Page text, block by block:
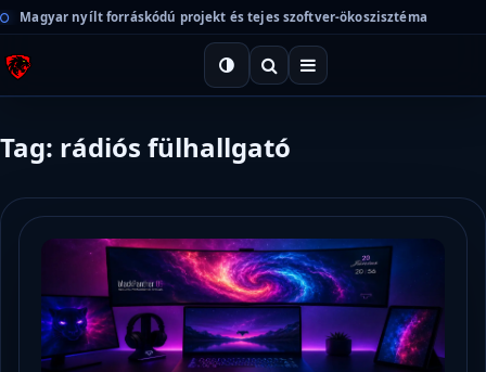
Magyar nyílt forráskódú projekt és tejes szoftver-ökoszisztéma
Tag: rádiós fülhallgató